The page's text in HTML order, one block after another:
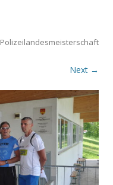
Polizeilandesmeisterschaft
Next →